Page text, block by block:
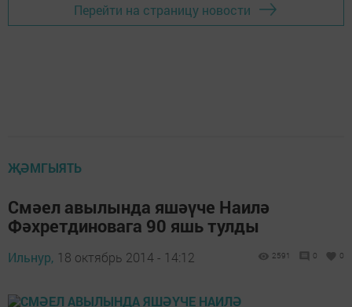
Перейти на страницу новости
ҖӘМГЫЯТЬ
Смәел авылында яшәүче Наилә
Фәхретдиновага 90 яшь тулды
Ильнур, 18 октябрь 2014 - 14:12 2591 0 0